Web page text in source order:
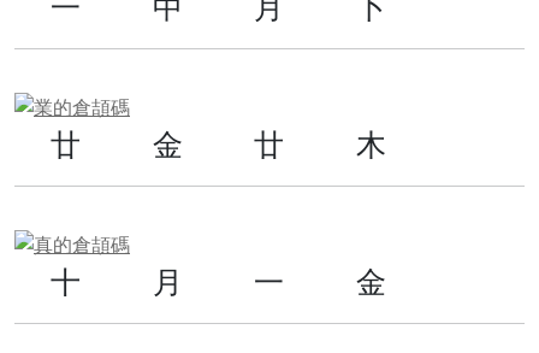
廿 金 廿 木
十 月 一 金